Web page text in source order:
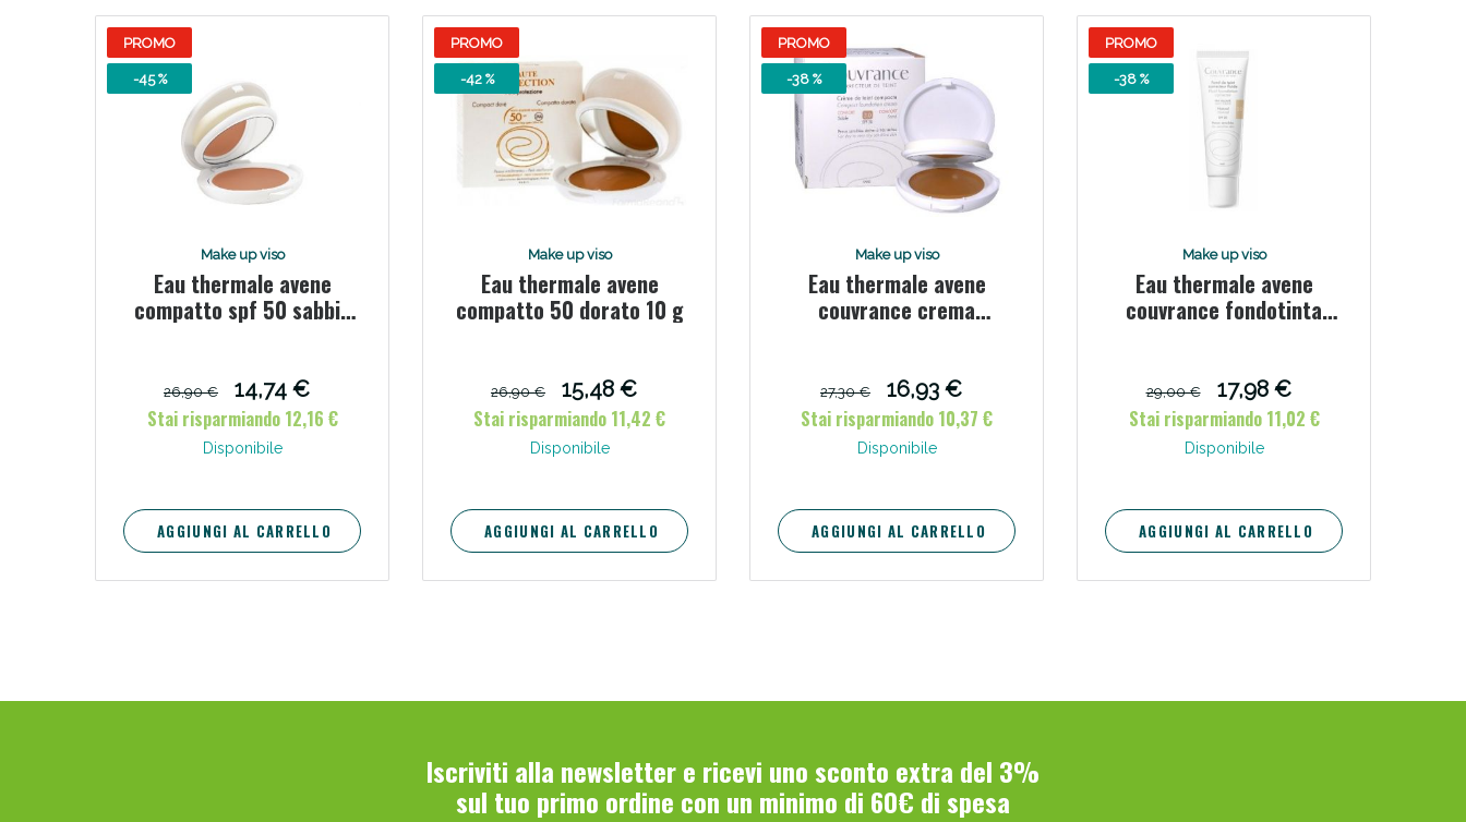
PROMO
-45 %
Make up viso
Eau thermale avene
compatto spf 50 sabbia
26,90 €
14,74 €
Stai risparmiando 12,16 €
Disponibile
AGGIUNGI AL CARRELLO
PROMO
-42 %
Make up viso
Eau thermale avene
compatto 50 dorato 10 g
26,90 €
15,48 €
Stai risparmiando 11,42 €
Disponibile
AGGIUNGI AL CARRELLO
PROMO
-38 %
Make up viso
Eau thermale avene
couvrance crema
27,30 €
16,93 €
Stai risparmiando 10,37 €
Disponibile
AGGIUNGI AL CARRELLO
PROMO
-38 %
Make up viso
Eau thermale avene
couvrance fondotinta
29,00 €
17,98 €
Stai risparmiando 11,02 €
Disponibile
AGGIUNGI AL CARRELLO
Iscriviti alla newsletter e ricevi uno sconto extra del 3%
sul tuo primo ordine con un minimo di 60€ di spesa
Vie Urinarie e Prostata: Sconti fino al 45% oggi!
Benessere Intestinale: Sconto fino al 55% valido oggi!